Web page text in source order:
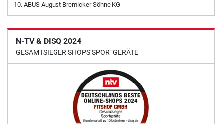
ABUS August Bremicker Söhne KG
N-TV & DISQ 2024
GESAMTSIEGER SHOPS SPORTGERÄTE